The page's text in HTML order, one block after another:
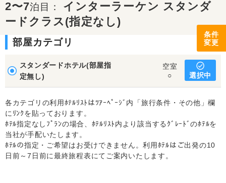
条件
変更
2〜7泊目： インターラーケン スタンダ
ードクラス(指定なし)
部屋カテゴリ
スタンダードホテル(部屋指
定無し)
空室
○
選択中
各カテゴリの利用ﾎﾃﾙﾘｽﾄはﾂｱｰﾍﾟｰｼﾞ内「旅行条件・その他」欄
にﾘﾝｸを貼っております。
ﾎﾃﾙ指定なしﾌﾟﾗﾝの場合、ﾎﾃﾙﾘｽﾄ内より該当するｸﾞﾚｰﾄﾞのﾎﾃﾙを
当社が手配いたします。
ﾎﾃﾙの指定・ご希望はお受けできません。利用ﾎﾃﾙはご出発の10
日前～7日前に最終旅程表にてご案内いたします。